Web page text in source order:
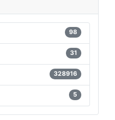
98
31
328916
5